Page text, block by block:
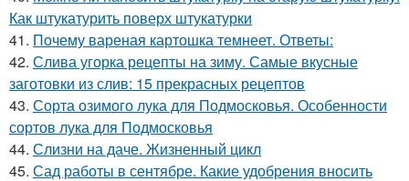
Как штукатурить поверх штукатурки
41. Почему вареная картошка темнеет. Ответы:
42. Слива угорка рецепты на зиму. Самые вкусные
заготовки из слив: 15 прекрасных рецептов
43. Сорта озимого лука для Подмосковья. Особенности
сортов лука для Подмосковья
44. Слизни на даче. Жизненный цикл
45. Сад работы в сентябре. Какие удобрения вносить